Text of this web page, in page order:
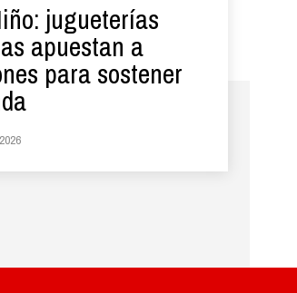
jugueterías
apuestan a
para sostener